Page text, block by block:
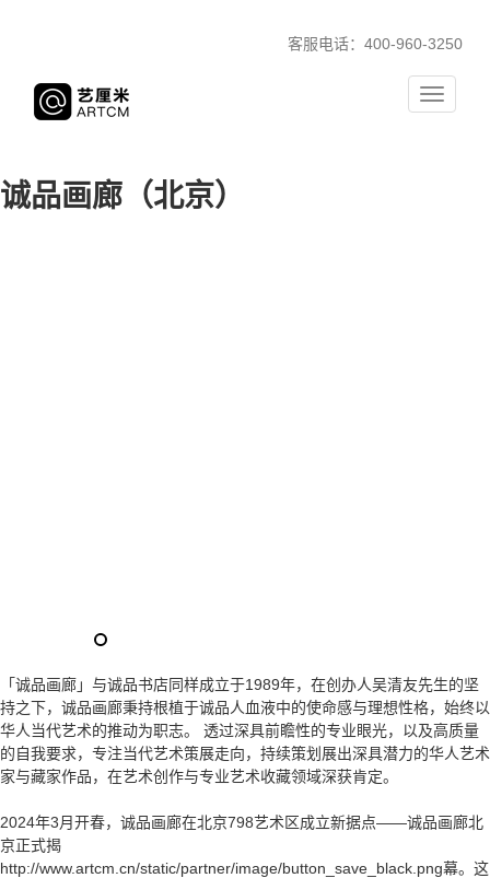
客服电话：400-960-3250
Toggle
诚品画廊（北京）
「诚品画廊」与诚品书店同样成立于1989年，在创办人吴清友先生的坚
持之下，诚品画廊秉持根植于诚品人血液中的使命感与理想性格，始终以
华人当代艺术的推动为职志。 透过深具前瞻性的专业眼光，以及高质量
的自我要求，专注当代艺术策展走向，持续策划展出深具潜力的华人艺术
家与藏家作品，在艺术创作与专业艺术收藏领域深获肯定。
2024年3月开春，诚品画廊在北京798艺术区成立新据点——诚品画廊北
京正式揭
http://www.artcm.cn/static/partner/image/button_save_black.png幕。这